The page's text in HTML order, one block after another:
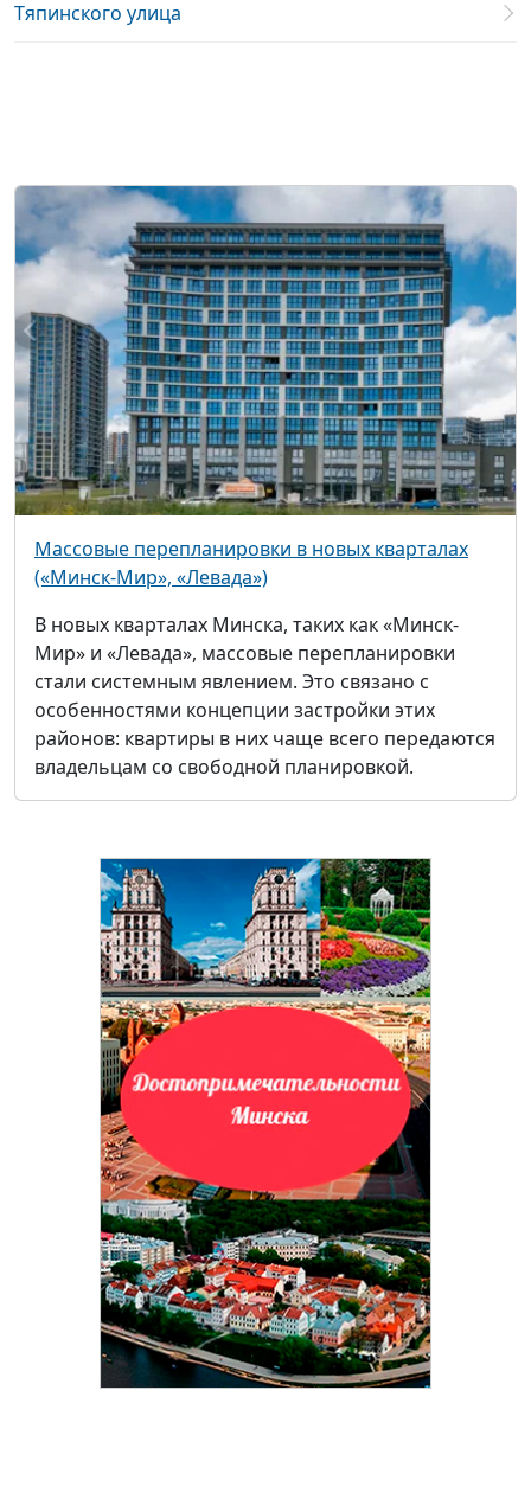
Тяпинского улица
Массовые перепланировки в новых кварталах
(«Минск-Мир», «Левада»)
В новых кварталах Минска, таких как «Минск-
Мир» и «Левада», массовые перепланировки
стали системным явлением. Это связано с
особенностями концепции застройки этих
районов: квартиры в них чаще всего передаются
владельцам со свободной планировкой.